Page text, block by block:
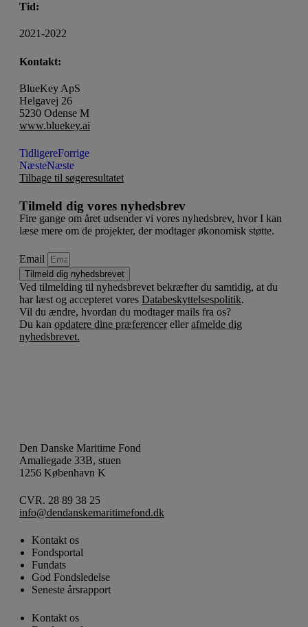
Tid:
2021-2022
Kontakt:
BlueKey ApS
Helgavej 26
5230 Odense M
www.bluekey.ai
TidligereForrige
NæsteNæste
Tilbage til søgeresultatet
Tilmeld dig vores nyhedsbrev
Fire gange om året udsender vi vores nyhedsbrev, hvor I kan
læse mere om de projekter, der modtager økonomisk støtte.
Email
Tilmeld dig nyhedsbrevet
Ved tilmelding til nyhedsbrevet bekræfter du samtidig, at du
har læst og accepteret vores Databeskyttelsespolitik.
Vil du ændre, hvordan du modtager mails fra os?
Du kan opdatere dine præferencerellerafmelde dig
nyhedsbrevet.
Den Danske Maritime Fond
Amaliegade 33B, stuen
1256 København K
CVR. 28 89 38 25
info@dendanskemaritimefond.dk
Kontakt os
Fondsportal
Fundats
God Fondsledelse
Seneste årsrapport
Kontakt os